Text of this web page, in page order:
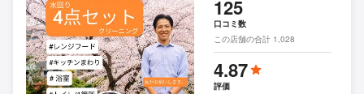
125
口コミ数
この店舗の合計 1,028
4.87
評価